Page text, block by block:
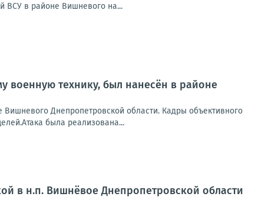
ВСУ в районе Вишневого на...
военную технику, был нанесён в районе
Днепропетровской области. Кадры объективного
была реализована...
в н.п. Вишнёвое Днепропетровской области